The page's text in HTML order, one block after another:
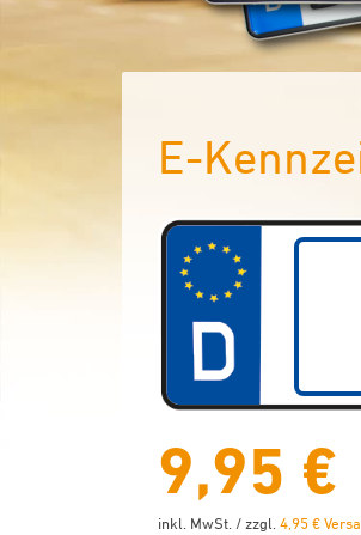
E-
9,95 €
inkl. MwSt. / zzgl. 4,95 €